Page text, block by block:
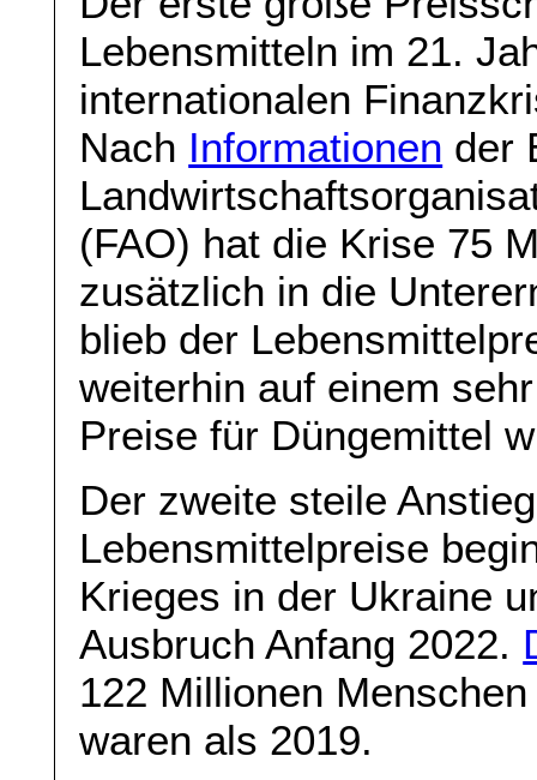
Lebensmitteln im 21.
internationalen
Nach Informationen der
(FAO) hat die Krise 75
zusätzlich in die
blieb der
weiterhin auf einem
Preise für Düngemittel
Der zweite steile
Lebensmittelpreise
Krieges in der Ukraine
Ausbruch Anfang 2022.
122 Millionen
waren als 2019.